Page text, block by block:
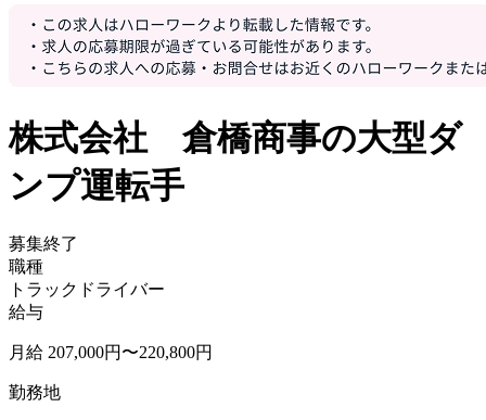
株式会社 倉橋商事の大型ダ
ンプ運転手
募集終了
職種
トラックドライバー
給与
月給 207,000円〜220,800円
勤務地